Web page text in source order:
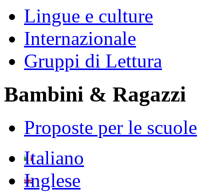
Lingue e culture
Internazionale
Gruppi di Lettura
Bambini & Ragazzi
Proposte per le scuole
Italiano
Inglese